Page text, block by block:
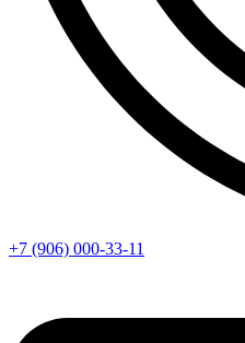
+7 (906) 000-33-11